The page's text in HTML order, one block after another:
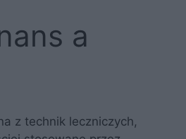
a
z technik leczniczych,